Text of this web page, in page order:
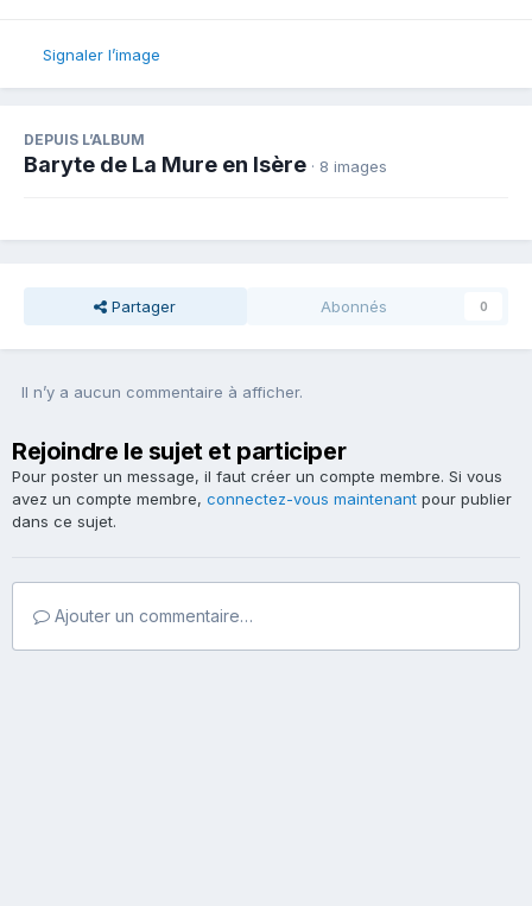
Signaler l’image
DEPUIS L’ALBUM
Baryte de La Mure en Isère · 8 images
Partager Abonnés 0
Il n’y a aucun commentaire à afficher.
Rejoindre le sujet et participer
Pour poster un message, il faut créer un compte membre. Si vous
avez un compte membre, connectez-vous maintenant pour publier
dans ce sujet.
Ajouter un commentaire…